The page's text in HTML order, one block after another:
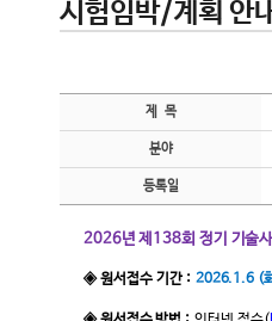
시험임박/계획 안
제 목
분야
등록일
2026년 제138회 정기 기술
◈ 원서접수 기간 : 2026.1.6 (